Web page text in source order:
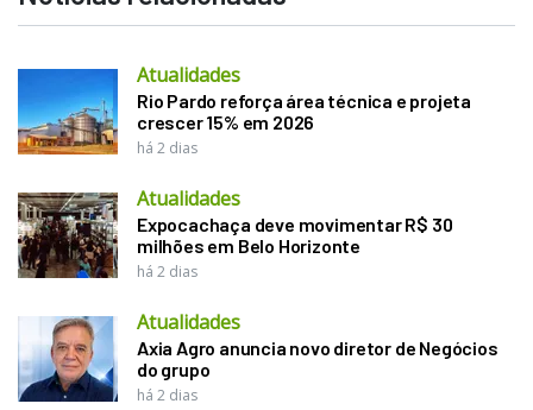
Atualidades
Rio Pardo reforça área técnica e projeta
crescer 15% em 2026
há 2 dias
Atualidades
Expocachaça deve movimentar R$ 30
milhões em Belo Horizonte
há 2 dias
Atualidades
Axia Agro anuncia novo diretor de Negócios
do grupo
há 2 dias